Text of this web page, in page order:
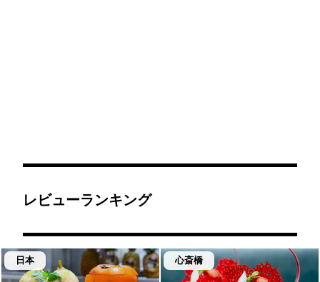
レビューランキング
日本 心斎橋